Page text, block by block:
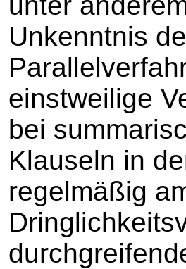
Unkenntnis
einstweilige
bei
Klauseln in
regelmäßig